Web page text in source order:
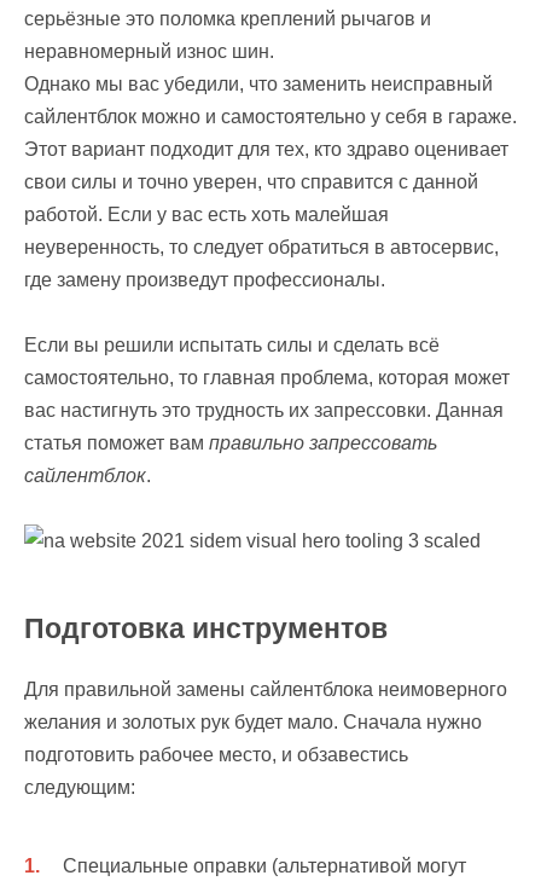
серьёзные это поломка креплений рычагов и
неравномерный износ шин.
Однако мы вас убедили, что заменить неисправный
сайлентблок можно и самостоятельно у себя в гараже.
Этот вариант подходит для тех, кто здраво оценивает
свои силы и точно уверен, что справится с данной
работой. Если у вас есть хоть малейшая
неуверенность, то следует обратиться в автосервис,
где замену произведут профессионалы.
Если вы решили испытать силы и сделать всё
самостоятельно, то главная проблема, которая может
вас настигнуть это трудность их запрессовки. Данная
статья поможет вам правильно запрессовать
сайлентблок.
Подготовка инструментов
Для правильной замены сайлентблока неимоверного
желания и золотых рук будет мало. Сначала нужно
подготовить рабочее место, и обзавестись
следующим:
Специальные оправки (альтернативой могут